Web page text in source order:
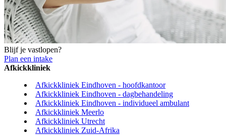
Blijf je vastlopen?
Plan een intake
Afkickkliniek
Afkickkliniek Eindhoven - hoofdkantoor
Afkickkliniek Eindhoven - dagbehandeling
Afkickkliniek Eindhoven - individueel ambulant
Afkickkliniek Meerlo
Afkickkliniek Utrecht
Afkickkliniek Zuid-Afrika